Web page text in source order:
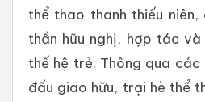
thể thao thanh thiếu
thần hữu nghị, hợp tác
thế hệ trẻ. Thông qua các
đấu giao hữu, trại hè thể